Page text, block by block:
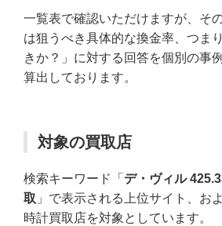
一覧表で確認いただけますが、そ
は狙うべき具体的な換金率、つま
きか？」に対する回答を個別の事
算出しております。
対象の買取店
検索キーワード「 デ・ヴィル
取 」で表示される上位サイト、お
時計買取店を対象としています。